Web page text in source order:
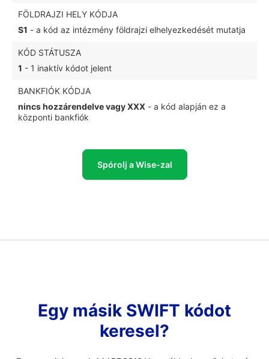
FÖLDRAJZI HELY KÓDJA
S1 - a kód az intézmény földrajzi elhelyezkedését mutatja
KÓD STÁTUSZA
1 - 1 inaktív kódot jelent
BANKFIÓK KÓDJA
nincs hozzárendelve vagy XXX - a kód alapján ez a
központi bankfiók
Spórolj a Wise-zal
Egy másik SWIFT kódot
keresel?